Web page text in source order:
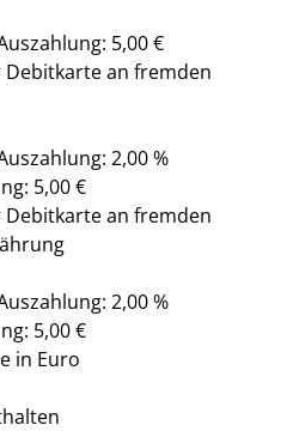
5,00 €
an fremden
2,00 %
5,00 €
an fremden
2,00 %
5,00 €
in Euro